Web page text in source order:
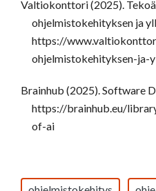
Valtiokonttori (2025).
ohjelmistokehityksen ja
https://
ohjelmistokehityksen-ja-
Brainhub (2025). Software
https://brainhub.eu/
of-ai